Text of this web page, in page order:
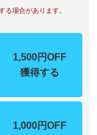
る場合があります。
1,500円OFF
獲得する
1,000円OFF